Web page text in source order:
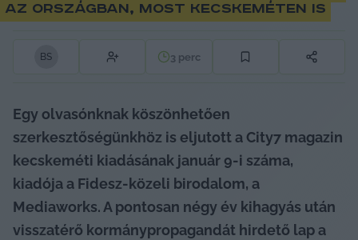
az országban, most Kecskeméten is
BS 3 perc
Egy olvasónknak köszönhetően
szerkesztőségünkhöz is eljutott a City7 magazin
kecskeméti kiadásának január 9-i száma,
kiadója a Fidesz-közeli birodalom, a
Mediaworks. A pontosan négy év kihagyás után
visszatérő kormánypropagandát hirdető lap a